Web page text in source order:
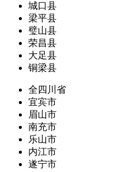
城口县
梁平县
璧山县
荣昌县
大足县
铜梁县
全四川省
宜宾市
眉山市
南充市
乐山市
内江市
遂宁市